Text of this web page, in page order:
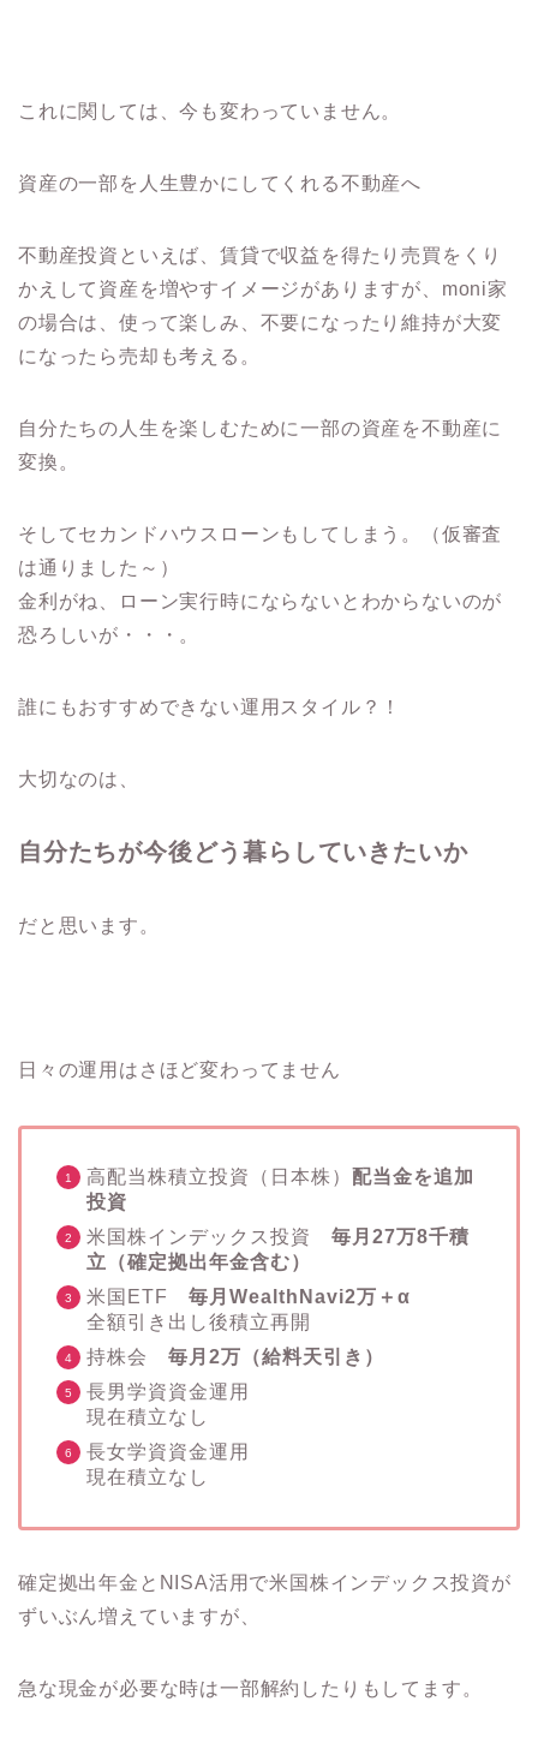
これに関しては、今も変わっていません。
資産の一部を人生豊かにしてくれる不動産へ
不動産投資といえば、賃貸で収益を得たり売買をくり
かえして資産を増やすイメージがありますが、moni家
の場合は、使って楽しみ、不要になったり維持が大変
になったら売却も考える。
自分たちの人生を楽しむために一部の資産を不動産に
変換。
そしてセカンドハウスローンもしてしまう。（仮審査
は通りました～）
金利がね、ローン実行時にならないとわからないのが
恐ろしいが・・・。
誰にもおすすめできない運用スタイル？！
大切なのは、
自分たちが今後どう暮らしていきたいか
だと思います。
日々の運用はさほど変わってません
高配当株積立投資（日本株） 配当金を追加
投資
米国株インデックス投資 毎月27万8千積
立（確定拠出年金含む）
米国ETF 毎月WealthNavi2万＋α
全額引き出し後積立再開
持株会 毎月2万（給料天引き）
長男学資資金運用
現在積立なし
長女学資資金運用
現在積立なし
確定拠出年金とNISA活用で米国株インデックス投資が
ずいぶん増えていますが、
急な現金が必要な時は一部解約したりもしてます。